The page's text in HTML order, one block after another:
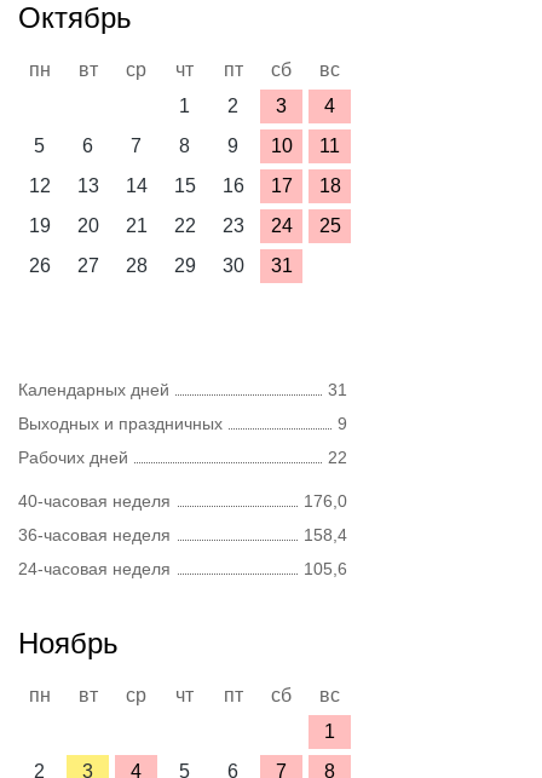
Октябрь
пн вт ср чт пт сб
вс
1
2 3
4
5
6 7 8 9 10
11
12
13 14 15 16 17
18
19
20 21 22 23 24
25
26
27 28 29 30 31
Календарных дней
31
Выходных и праздничных
9
Рабочих дней
22
40-часовая неделя
176,0
36-часовая неделя
158,4
24-часовая неделя
105,6
Ноябрь
пн вт ср чт пт сб
вс
1
2
3 4 5 6 7 8